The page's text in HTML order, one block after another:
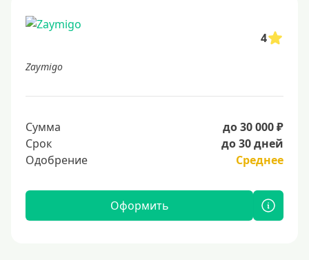
4
Zaymigo
Сумма
до 30 000 ₽
Срок
до 30 дней
Одобрение
Среднее
Оформить